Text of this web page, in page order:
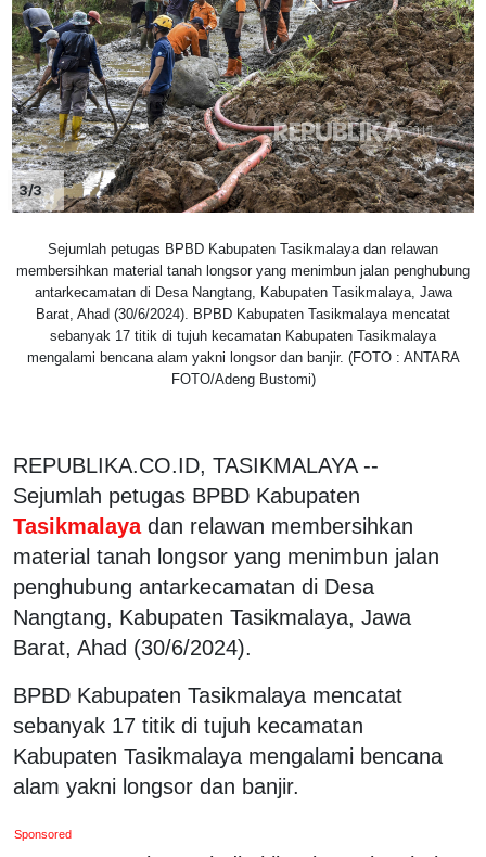
3/3
Sejumlah petugas BPBD Kabupaten Tasikmalaya dan relawan
membersihkan material tanah longsor yang menimbun jalan penghubung
antarkecamatan di Desa Nangtang, Kabupaten Tasikmalaya, Jawa
Barat, Ahad (30/6/2024). BPBD Kabupaten Tasikmalaya mencatat
sebanyak 17 titik di tujuh kecamatan Kabupaten Tasikmalaya
mengalami bencana alam yakni longsor dan banjir. (FOTO : ANTARA
FOTO/Adeng Bustomi)
REPUBLIKA.CO.ID, TASIKMALAYA --
Sejumlah petugas BPBD Kabupaten
Tasikmalaya dan relawan membersihkan
material tanah longsor yang menimbun jalan
penghubung antarkecamatan di Desa
Nangtang, Kabupaten Tasikmalaya, Jawa
Barat, Ahad (30/6/2024).
BPBD Kabupaten Tasikmalaya mencatat
sebanyak 17 titik di tujuh kecamatan
Kabupaten Tasikmalaya mengalami bencana
alam yakni longsor dan banjir.
Sponsored